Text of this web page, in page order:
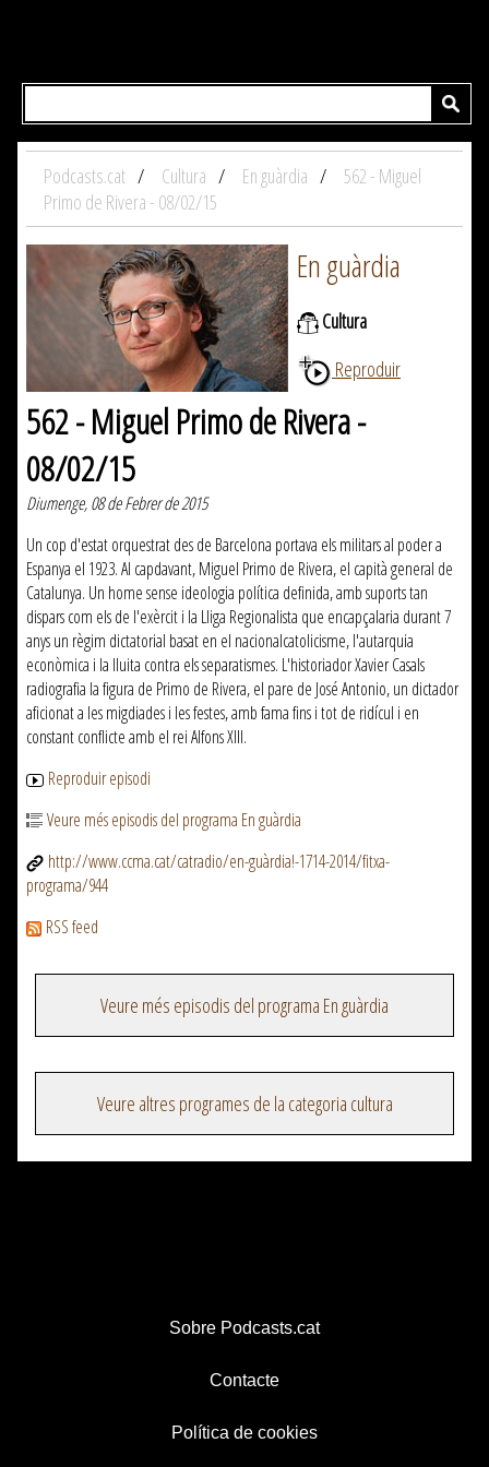
Podcasts.cat Cultura En guàrdia
562 - Miguel
Primo de Rivera - 08/02/15
En guàrdia
Cultura
Reproduir
562 - Miguel Primo de Rivera -
08/02/15
Diumenge, 08 de Febrer de 2015
Un cop d'estat orquestrat des de Barcelona portava els militars al poder a
Espanya el 1923. Al capdavant, Miguel Primo de Rivera, el capità general de
Catalunya. Un home sense ideologia política definida, amb suports tan
dispars com els de l'exèrcit i la Lliga Regionalista que encapçalaria durant 7
anys un règim dictatorial basat en el nacionalcatolicisme, l'autarquia
econòmica i la lluita contra els separatismes. L'historiador Xavier Casals
radiografia la figura de Primo de Rivera, el pare de José Antonio, un dictador
aficionat a les migdiades i les festes, amb fama fins i tot de ridícul i en
constant conflicte amb el rei Alfons XIII.
Reproduir episodi
Veure més episodis del programa En guàrdia
http://www.ccma.cat/catradio/en-guàrdia!-1714-2014/fitxa-
programa/944
RSS feed
Veure més episodis del programa En guàrdia
Veure altres programes de la categoria cultura
Sobre Podcasts.cat
Contacte
Política de cookies